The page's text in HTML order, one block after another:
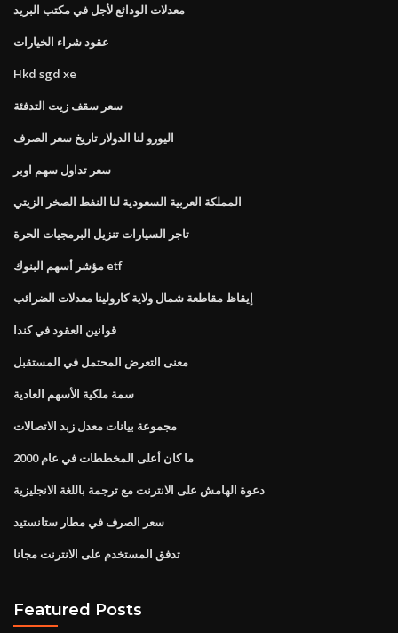
معدلات الودائع لأجل في مكتب البريد
عقود شراء الخيارات
Hkd sgd xe
سعر سقف زيت التدفئة
اليورو لنا الدولار تاريخ سعر الصرف
سعر تداول سهم اوبر
المملكة العربية السعودية لنا النفط الصخر الزيتي
تاجر السيارات تنزيل البرمجيات الحرة
مؤشر أسهم البنوك etf
إيقاظ مقاطعة شمال ولاية كارولينا معدلات الضرائب
قوانين العقود في كندا
معنى التعرض المحتمل في المستقبل
سمة ملكية الأسهم العادية
مجموعة بيانات معدل زبد الاتصالات
ما كان أعلى المخططات في عام 2000
دعوة الهامش على الانترنت مع ترجمة باللغة الانجليزية
سعر الصرف في مطار ستانستيد
تدفق المستخدم على الانترنت مجانا
Featured Posts